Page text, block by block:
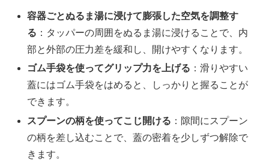
容器ごとぬるま湯に浸けて膨張した空気を調整す
る ：タッパーの周囲をぬるま湯に浸けることで、内
部と外部の圧力差を緩和し、開けやすくなります。
ゴム手袋を使ってグリップ力を上げる ：滑りやすい
蓋にはゴム手袋をはめると、しっかりと握ることが
できます。
スプーンの柄を使ってこじ開ける ：隙間にスプーン
の柄を差し込むことで、蓋の密着を少しずつ解除で
きます。